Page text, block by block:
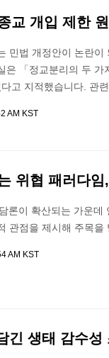
교 개입 제한
민법 개정안이 논란
은 「정교분리의 두
고 지적했습니다. 관
AM KST
위협 패러다
론이 확산되는 가운
관점을 제시해 주목을
AM KST
긴 생태 감수성